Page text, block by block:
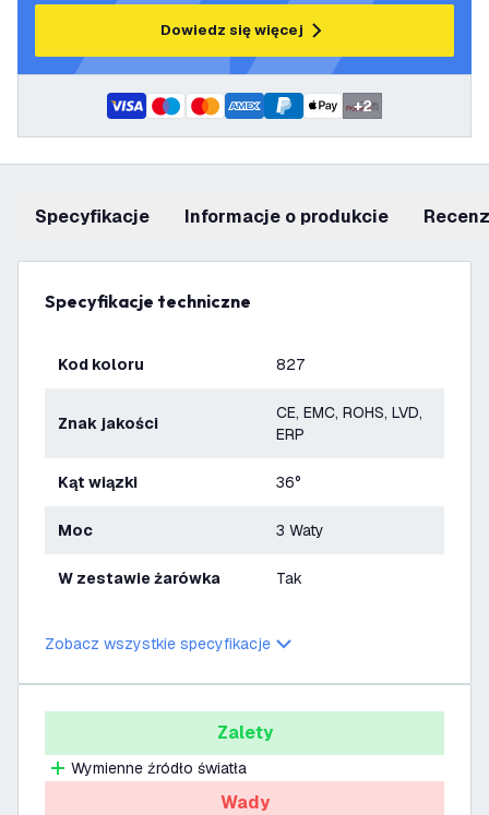
Dowiedz się więcej
+2
Specyfikacje informacje o produkcie
Specyfikacje techniczne
Kod koloru 827
Znak jakości
CE, EMC, ROHS, LVD,
ERP
Kąt wiązki 36°
Moc 3 Waty
W zestawie żarówka Tak
Zobacz wszystkie specyfikacje
Zalety
Wymienne źródło światła
Wady